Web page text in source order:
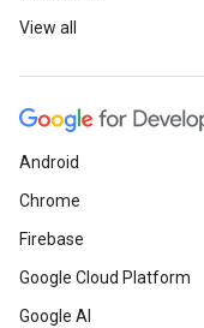
View all
Android
Chrome
Firebase
Google Cloud Platform
Google AI